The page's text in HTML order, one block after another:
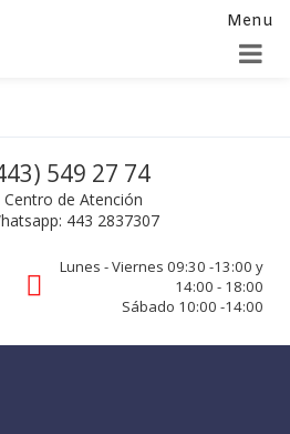
Menu
negocio.
us
549 27 74
Centro de Atención
443 2837307
Lunes - Viernes 09:30 -13:00 y
14:00 - 18:00
Sábado 10:00 -14:00